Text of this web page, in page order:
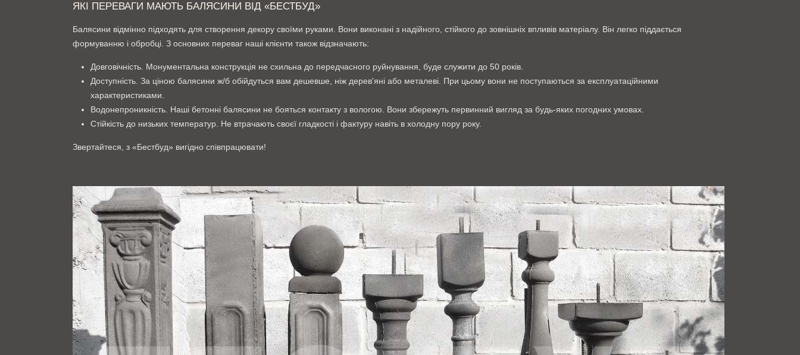
ЯКІ ПЕРЕВАГИ МАЮТЬ БАЛЯСИНИ ВІД «БЕСТБУД»
Балясини відмінно підходять для створення декору своїми руками. Вони виконані з надійного, стійкого до зовнішніх впливів матеріалу. Він легко піддається
формуванню і обробці. З основних переваг наші клієнти також відзначають:
Довговічність. Монументальна конструкція не схильна до передчасного руйнування, буде служити до 50 років.
Доступність. За ціною балясини ж/б обійдуться вам дешевше, ніж дерев'яні або металеві. При цьому вони не поступаються за експлуатаційними
характеристиками.
Водонепроникність. Наші бетонні балясини не бояться контакту з вологою. Вони збережуть первинний вигляд за будь-яких погодних умовах.
Стійкість до низьких температур. Не втрачають своєї гладкості і фактуру навіть в холодну пору року.
Звертайтеся, з «Бестбуд» вигідно співпрацювати!